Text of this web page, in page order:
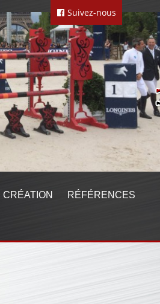
Suivez-nous
CRÉATION RÉFÉRENCES